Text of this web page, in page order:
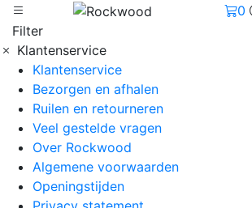
0
Filter
Klantenservice
Klantenservice
Bezorgen en afhalen
Ruilen en retourneren
Veel gestelde vragen
Over Rockwood
Algemene voorwaarden
Openingstijden